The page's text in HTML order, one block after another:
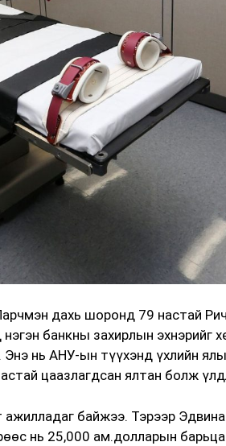
дахь шоронд 79 настай
банкны захирлын эхнэрийг
нь АНУ-ын түүхэнд үхлийн
цаазлагдсан ялтан болж
байжээ. Тэрээр Эдвина
нь 25,000 ам.долларын